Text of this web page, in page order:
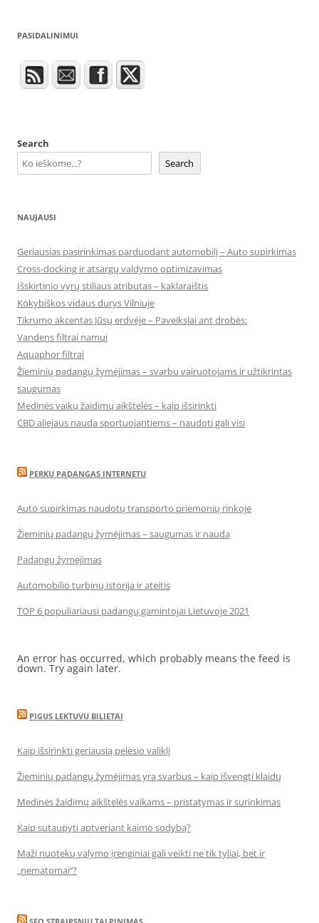
PASIDALINIMUI
Search
Search
NAUJAUSI
Geriausias pasirinkimas parduodant automobilį – Auto supirkimas
Cross-docking ir atsargų valdymo optimizavimas
Išskirtinio vyrų stiliaus atributas – kaklaraištis
Kokybiškos vidaus durys Vilniuje
Tikrumo akcentas Jūsų erdvėje – Paveikslai ant drobės:
Vandens filtrai namui
Aquaphor filtrai
Žieminių padangų žymėjimas – svarbu vairuotojams ir užtikrintas
saugumas
Medinės vaikų žaidimų aikštelės – kaip išsirinkti
CBD aliejaus nauda sportuojantiems – naudoti gali visi
PERKU PADANGAS INTERNETU
Auto supirkimas naudotų transporto priemonių rinkoje
Žieminių padangų žymėjimas – saugumas ir nauda
Padangų žymėjimas
Automobilio turbinų istorija ir ateitis
TOP 6 populiariausi padangų gamintojai Lietuvoje 2021
An error has occurred, which probably means the feed is
down. Try again later.
PIGUS LEKTUVU BILIETAI
Kaip išsirinkti geriausią pelėsio valiklį
Žieminių padangų žymėjimas yra svarbus – kaip išvengti klaidų
Medinės žaidimų aikštelės vaikams – pristatymas ir surinkimas
Kaip sutaupyti aptveriant kaimo sodybą?
Maži nuotekų valymo įrenginiai gali veikti ne tik tyliai, bet ir
„nematomai‘‘?